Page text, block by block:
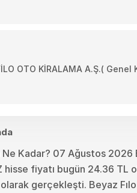
OTO KİRALAMA A.Ş.(
Ne Kadar? 07 Ağustos 2026
hisse fiyatı bugün 24.36
gerçekleşti. Beyaz